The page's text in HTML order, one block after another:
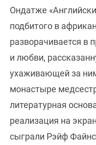
Ондатже
подбитого в
разворачивается в
и любви,
ухаживающей за
монастыре
литературная
реализация на
сыграли Рэйф